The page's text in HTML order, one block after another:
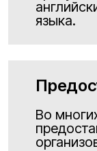
языка.
Во